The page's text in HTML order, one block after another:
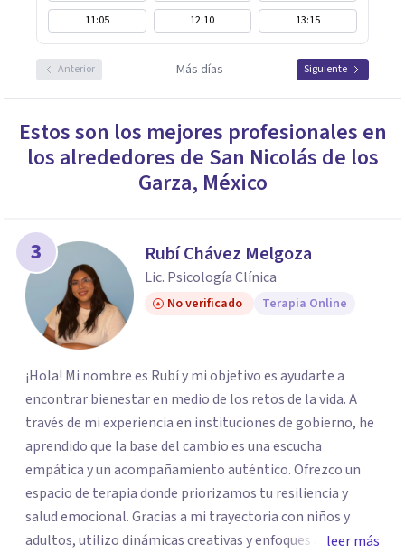
11:05
12:10 13:15
Anterior Más días Siguiente
Estos son los mejores profesionales en
los alrededores de San Nicolás de los
Garza, México
3 Rubí Chávez Melgoza
Lic. Psicología Clínica
No verificado Terapia Online
¡Hola! Mi nombre es Rubí y mi objetivo es ayudarte a
encontrar bienestar en medio de los retos de la vida. A
través de mi experiencia en instituciones de gobierno, he
aprendido que la base del cambio es una escucha
empática y un acompañamiento auténtico. ​Ofrezco un
espacio de terapia donde priorizamos tu resiliencia y
salud emocional. Gracias a mi trayectoria con niños y
adultos, utilizo dinámicas creativas y enfoques adaptados
leer más